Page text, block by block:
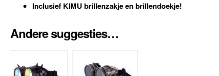
Inclusief KIMU brillenzakje en brillendoekje!
Andere suggesties…